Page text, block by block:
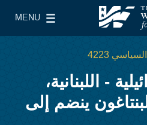
الأدنى
MENU
Main Menu
4223
- اللبنانية،
ينضم إلى